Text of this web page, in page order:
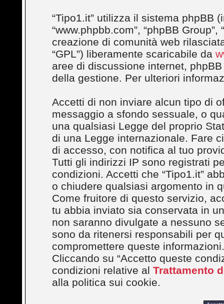
“Tipo1.it” utilizza il sistema phpBB
“www.phpbb.com”, “phpBB
creazione di comunità web
“GPL”) liberamente scaricabile da
aree di discussione internet,
della gestione. Per ulteriori
Accetti di non inviare alcun tipo di
messaggio a sfondo sessuale, o
una qualsiasi Legge del proprio
di una Legge internazionale. Fare
di accesso, con notifica al tuo
Tutti gli indirizzi IP sono registrati
condizioni. Accetti che “Tipo1.it”
o chiudere qualsiasi argomento in
Come fruitore di questo servizio,
tu abbia inviato sia conservata in
non saranno divulgate a nessuno
sono da ritenersi responsabili per
compromettere queste informazioni.
Cliccando su “Accetto queste
condizioni relative al Trattamento
alla politica sui cookie.